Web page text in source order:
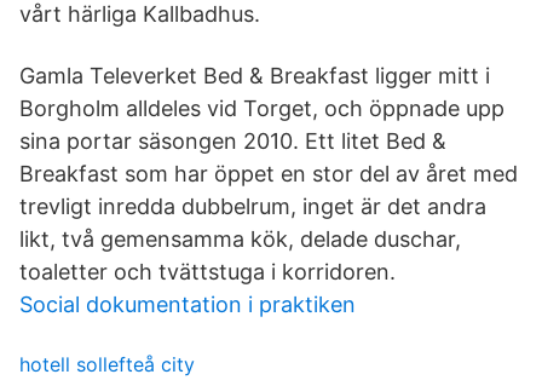
vårt härliga Kallbadhus.
Gamla Televerket Bed & Breakfast ligger mitt i
Borgholm alldeles vid Torget, och öppnade upp
sina portar säsongen 2010. Ett litet Bed &
Breakfast som har öppet en stor del av året med
trevligt inredda dubbelrum, inget är det andra
likt, två gemensamma kök, delade duschar,
toaletter och tvättstuga i korridoren.
Social dokumentation i praktiken
hotell sollefteå city